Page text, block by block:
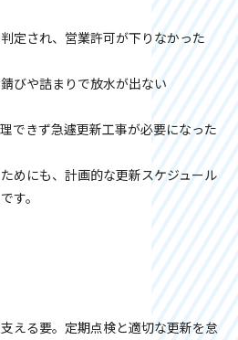
定され、営業許可が下りなかった
びや詰まりで放水が出ない
できず急遽更新工事が必要になった
めにも、計画的な更新スケジュール
す。
える要。定期点検と適切な更新を怠